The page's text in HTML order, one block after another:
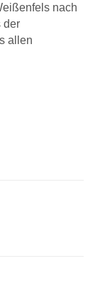
nach
der
allen